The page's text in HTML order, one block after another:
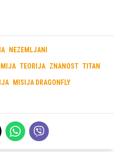
NEZEMLJANI
TEORIJA ZNANOST TITAN
MISIJA DRAGONFLY